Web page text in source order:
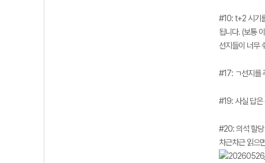
#10:t+2 시기
됩니다. (보통
선지들이 너무
#17: ㄱ선지를
#19: 사실 답
#20:의석 할
차근차근 읽으